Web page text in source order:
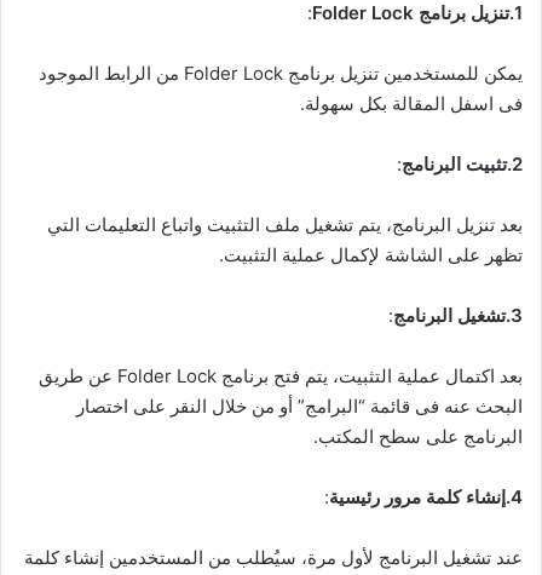
1.تنزيل برنامج Folder Lock :
يمكن للمستخدمين تنزيل برنامج Folder Lock من الرابط الموجود
فى اسفل المقالة بكل سهولة.
2.تثبيت البرنامج :
بعد تنزيل البرنامج، يتم تشغيل ملف التثبيت واتباع التعليمات التي
تظهر على الشاشة لإكمال عملية التثبيت.
3.تشغيل البرنامج :
بعد اكتمال عملية التثبيت، يتم فتح برنامج Folder Lock عن طريق
البحث عنه فى قائمة “البرامج” أو من خلال النقر على اختصار
البرنامج على سطح المكتب.
4.إنشاء كلمة مرور رئيسية :
عند تشغيل البرنامج لأول مرة، سيُطلب من المستخدمين إنشاء كلمة